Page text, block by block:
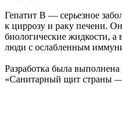
Гепатит B — серьезное
к циррозу и раку печени.
биологические жидкости, а
люди с ослабленным
Разработка была
«Санитарный щит страны —